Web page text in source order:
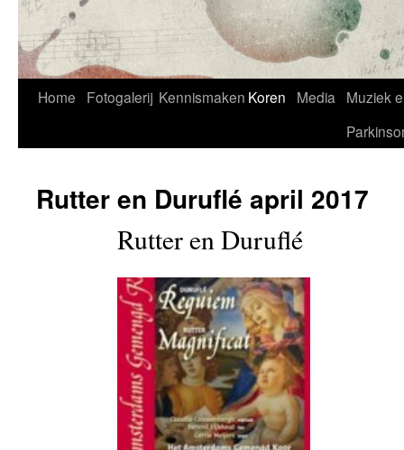
Home Fotogalerij Kennismaken Koren Media
Muziek
Rutter en Duruflé april 2017
Rutter en Duruflé